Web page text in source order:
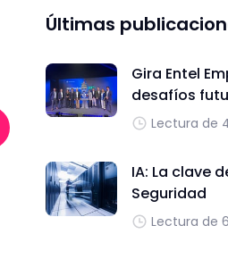
Últimas
Gira Entel
desafíos
Lectura de
IA: La clave
Seguridad
Lectura de